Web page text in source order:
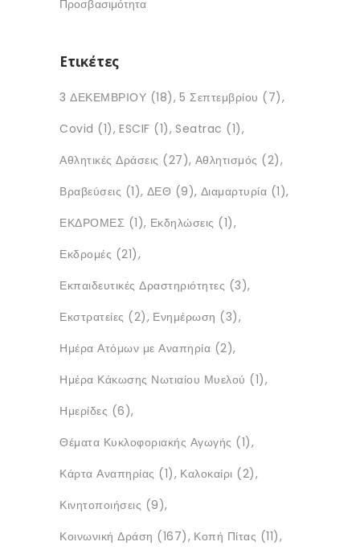
Προσβασιμότητα
Ετικέτες
3 ΔΕΚΕΜΒΡΙΟΥ (18) 5 Σεπτεμβρίου (7)
Covid (1) ESCIF (1) Seatrac (1)
Αθλητικές Δράσεις (27) Αθλητισμός (2)
Βραβεύσεις (1) ΔΕΘ (9) Διαμαρτυρία (1)
ΕΚΔΡΟΜΕΣ (1) Εκδηλώσεις (1)
Εκδρομές (21)
Εκπαιδευτικές Δραστηριότητες (3)
Εκστρατείες (2) Ενημέρωση (3)
Ημέρα Ατόμων με Αναπηρία (2)
Ημέρα Κάκωσης Νωτιαίου Μυελού (1)
Ημερίδες (6)
Θέματα Κυκλοφοριακής Αγωγής (1)
Κάρτα Αναπηρίας (1) Καλοκαίρι (2)
Κινητοποιήσεις (9)
Κοινωνική Δράση (167) Κοπή Πίτας (11)